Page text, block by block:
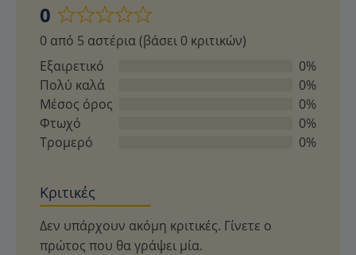
0
Βαθμολογήθηκε
με
0
από
5
0 από 5 αστέρια (βάσει 0 κριτικών)
Εξαιρετικό
0%
Πολύ καλά
0%
Μέσος όρος
0%
Φτωχό
0%
Τρομερό
0%
Κριτικές
Δεν υπάρχουν ακόμη κριτικές. Γίνετε ο
πρώτος που θα γράψει μία.